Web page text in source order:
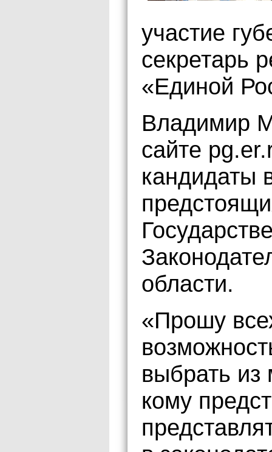
участие
секретарь
«Единой
Владимир
сайте
кандидаты
области.
«Прошу
выбрать из
кому